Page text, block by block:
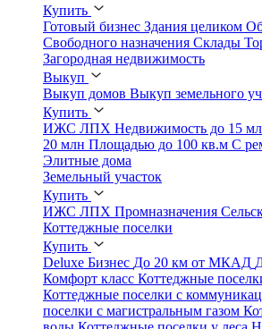
Купить
Готовый бизнес Здания целиком
Свободного назначения Склады
Загородная недвижимость
Выкуп
Выкуп домов Выкуп земельного
Купить
ИЖС ЛПХ Недвижимость до 15
20 млн Площадью до 100 кв.м С
Элитные дома
Земельный участок
Купить
ИЖС ЛПХ Промназначения
Коттеджные поселки
Купить
Deluxe Бизнес До 20 км от МКАД
Комфорт класс Коттеджные
Коттеджные поселки с
поселки с магистральным газом